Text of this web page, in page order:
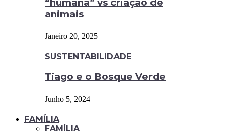
“humana” vs criação de
animais
Janeiro 20, 2025
SUSTENTABILIDADE
Tiago e o Bosque Verde
Junho 5, 2024
FAMÍLIA
FAMÍLIA